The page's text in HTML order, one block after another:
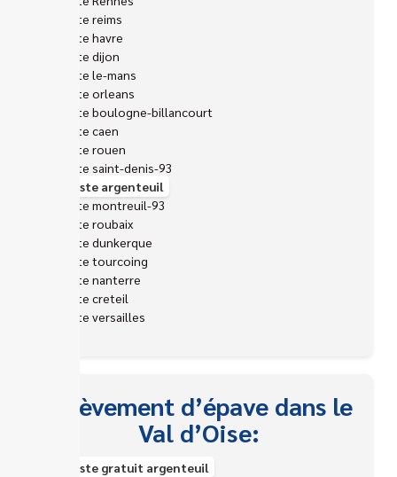
Epaviste reims
Epaviste havre
Epaviste dijon
Epaviste le-mans
Epaviste orleans
Epaviste boulogne-billancourt
Epaviste caen
Epaviste rouen
Epaviste saint-denis-93
Epaviste argenteuil
Epaviste montreuil-93
Epaviste roubaix
Epaviste dunkerque
Epaviste tourcoing
Epaviste nanterre
Epaviste creteil
Epaviste versailles
Enlèvement d’épave dans le
Val d’Oise:
Épaviste gratuit argenteuil